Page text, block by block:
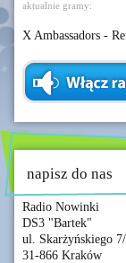
aktualnie gramy:
X Ambassadors -
napisz do nas
Radio Nowinki
DS3 "Bartek"
ul. Skarżyńskiego
31-866 Kraków